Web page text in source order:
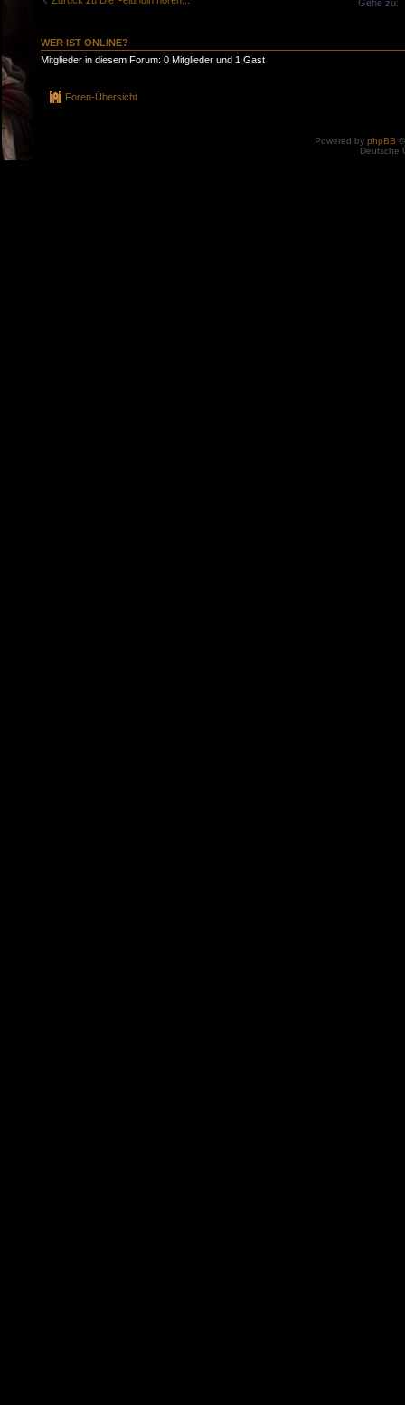
Gehe zu:
WER IST ONLINE?
Mitglieder in diesem Forum: 0 Mitglieder und 1 Gast
Foren-Übersicht
Powered by phpBB
Deutsche